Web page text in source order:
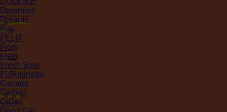
Dreamies
Dreams
Eva
FELIX
Fiory
Flexi
Fresh Step
FURminator
Gamma
Gemon
GiGwi